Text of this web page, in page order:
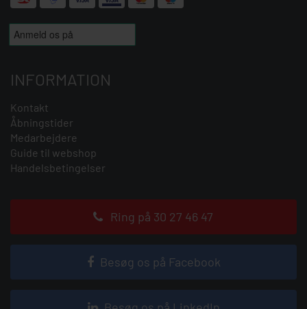
INFORMATION
Kontakt
Åbningstider
Medarbejdere
Guide til webshop
Handelsbetingelser
Ring på 30 27 46 47
Besøg os på Facebook